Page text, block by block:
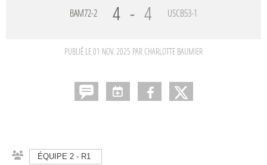
BAM72-2 4 - 4 USCB53-1
PUBLIÉ LE01 NOV. 2025 PAR CHARLOTTE BAUMIER
ÉQUIPE 2 - R1